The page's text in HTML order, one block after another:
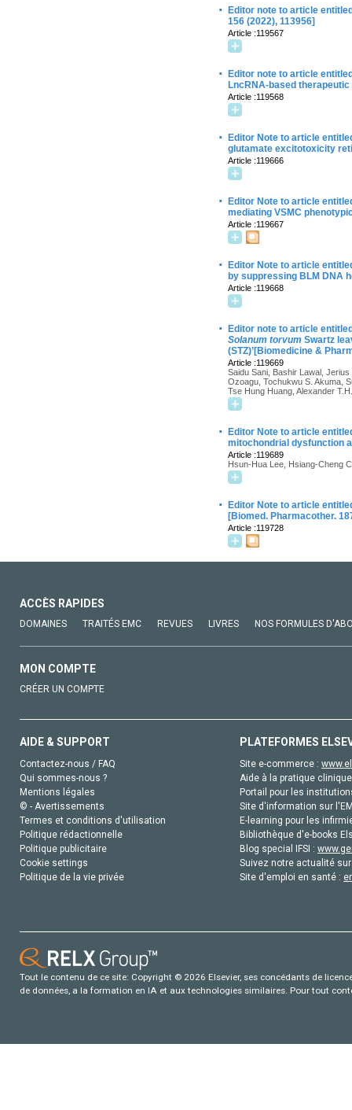
·
Editor note to article
156 (2022), 113956]
Article :119567
·
Editor note to article
LncRNA-based
Article :119568
·
Editor Note to article
glutamate excitotoxicity
Article :119666
·
Editor Note to article
mediating VSMC
Article :119667
·
Editor Note to article
by suppressing BLM DNA
Article :119668
·
Editor note to article
Solanum torvum Swartz
(STZ)’[Biomedicine &
Article :119669
Saidu Sani, Bashir Lawal,
Ozoagu, Tochukwu S. Akuma,
Tse Hung Huang, Alexander
·
Editor Note to article
mitochondrial dysfunction
Article :119689
Hsun-Hua Lee, Hsiang-Cheng
·
Editor Note to article
[Biomed. Pharmacother.
Article :119728
ACCÈS RAPIDES
DOMAINES TRAITÉS EMC REVUES LIVRES NOS FORMULES
MON COMPTE
CRÉER UN COMPTE
AIDE & SUPPORT
Contactez-nous / FAQ
Qui sommes-nous ?
Mentions légales
© - Avertissements
Termes et conditions d'utilisation
Politique rédactionnelle
Politique publicitaire
Cookie settings
Politique de la vie privée
PLATEFORMES
Site e-commerce :
Aide à la pratique
Portail pour les
Site d'information sur
E-learning pour les
Bibliothèque d'e-books
Blog special IFSI :
Suivez notre actualité
Site d'emploi en santé :
Tout le contenu de ce site: Copyright © 2026 Elsevier, ses concédants de
de données, a la formation en IA et aux technologies similaires. Pour tout